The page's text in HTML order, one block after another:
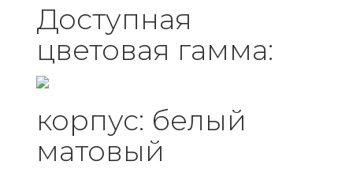
Доступная
цветовая гамма:
корпус: белый
матовый